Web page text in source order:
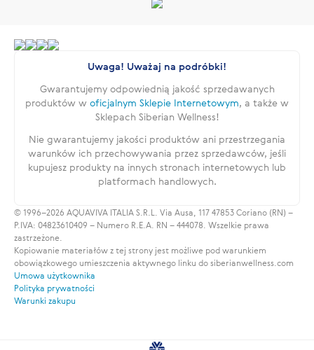
Uwaga! Uważaj na podróbki!
Gwarantujemy odpowiednią jakość sprzedawanych
produktów w oficjalnym Sklepie Internetowym, a także w
Sklepach Siberian Wellness!
Nie gwarantujemy jakości produktów ani przestrzegania
warunków ich przechowywania przez sprzedawców, jeśli
kupujesz produkty na innych stronach internetowych lub
platformach handlowych.
© 1996–2026 AQUAVIVA ITALIA S.R.L. Via Ausa, 117 47853 Coriano (RN) –
P.IVA: 04823610409 – Numero R.E.A. RN – 444078. Wszelkie prawa
zastrzeżone.
Kopiowanie materiałów z tej strony jest możliwe pod warunkiem
obowiązkowego umieszczenia aktywnego linku do siberianwellness.com
Umowa użytkownika
Polityka prywatności
Warunki zakupu